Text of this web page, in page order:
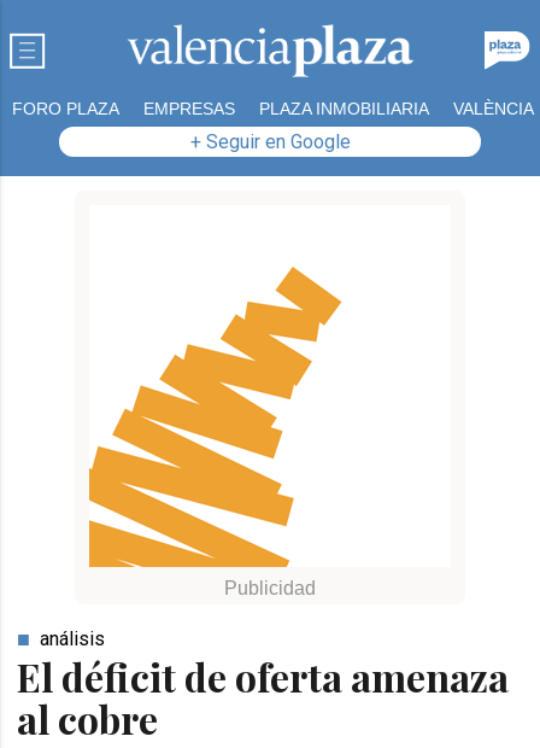
FORO PLAZA EMPRESAS PLAZA INMOBILIARIA VALÈNCIA
+ Seguir en Google
El déficit de oferta amenaza
al cobre
análisis